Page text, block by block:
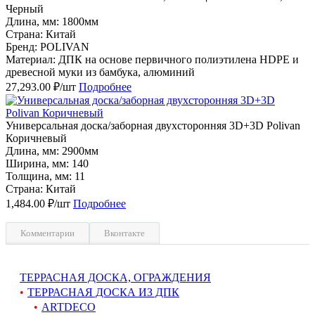
Черный
Длина, мм: 1800мм
Страна: Китай
Бренд: POLIVAN
Материал: ДПК на основе первичного полиэтилена HDPE и
древесной муки из бамбука, алюминий
27,293.00 ₽/шт Подробнее
Универсальная доска/заборная двухсторонняя 3D+3D Polivan
Коричневый
Длина, мм: 2900мм
Ширина, мм: 140
Толщина, мм: 11
Страна: Китай
1,484.00 ₽/шт Подробнее
Комментарии Вконтакте
ТЕРРАСНАЯ ДОСКА, ОГРАЖДЕНИЯ
ТЕРРАСНАЯ ДОСКА ИЗ ДПК
ARTDECO